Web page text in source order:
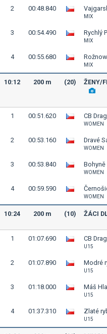
2 00:48.840
MIX
3 00:54.490 Rychlý
MIX
4 00:55.680
MIX
10:12 200 m (20) ŽENY/
1 00:51.620 CB
WOMEN
2 00:53.160 Dravé
WOMEN
3 00:53.840 Bohyně
WOMEN
4 00:59.590
WOMEN
10:24 200 m (10) ŽÁCI
1 01:07.690 CB
U15
2 01:07.890 Modré
U15
3 01:18.000 Máš
U15
4 01:37.310 Zlaté
U15